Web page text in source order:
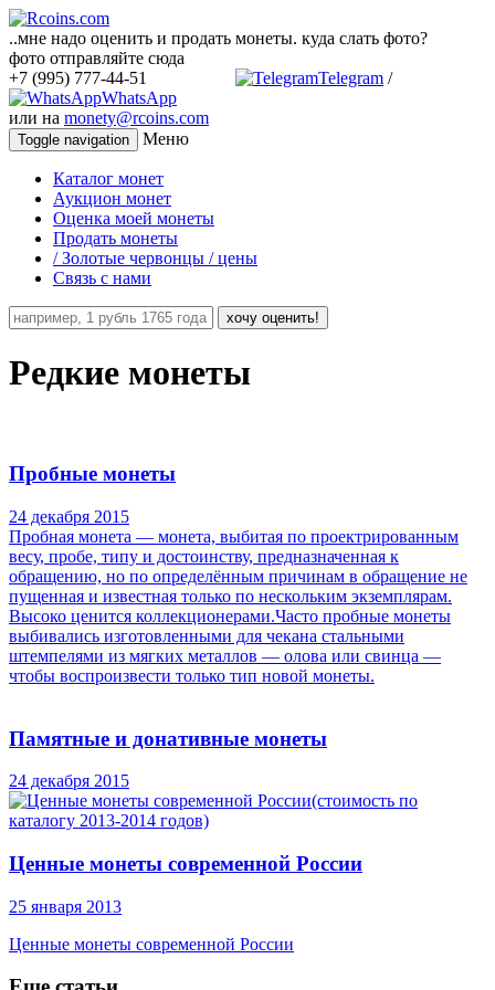
..мне надо оценить и продать монеты. куда слать фото?
фото отправляйте сюда
+7 (995) 777-44-51
Telegram /
WhatsApp
или на monety@rcoins.com
Toggle navigation Меню
Каталог монет
Аукцион монет
Оценка моей монеты
Продать монеты
/ Золотые червонцы / цены
Связь с нами
хочу оценить!
Редкие монеты
Пробные монеты
24 декабря 2015
Пробная монета — монета, выбитая по проектрированным
весу, пробе, типу и достоинству, предназначенная к
обращению, но по определённым причинам в обращение не
пущенная и известная только по нескольким экземплярам.
Высоко ценится коллекционерами.Часто пробные монеты
выбивались изготовленными для чекана стальными
штемпелями из мягких металлов — олова или свинца —
чтобы воспроизвести только тип новой монеты.
Памятные и донативные монеты
24 декабря 2015
Ценные монеты современной России
25 января 2013
Ценные монеты современной России